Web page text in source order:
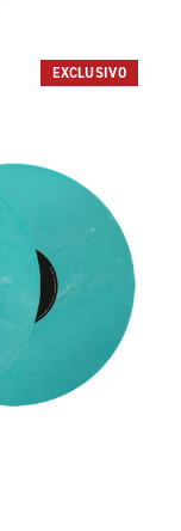
EXCLUSIVO